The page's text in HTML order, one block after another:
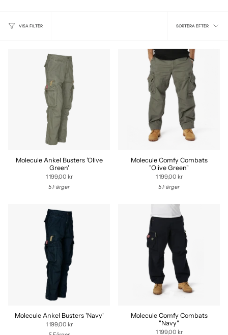
VISA FILTER SORTERA EFTER
Molecule Ankel Busters 'Olive
Green'
1 199,00 kr
5 Färger
Molecule Comfy Combats
"Olive Green"
1 199,00 kr
5 Färger
Molecule Ankel Busters 'Navy'
1 199,00 kr
Molecule Comfy Combats
"Navy"
1 199,00 kr